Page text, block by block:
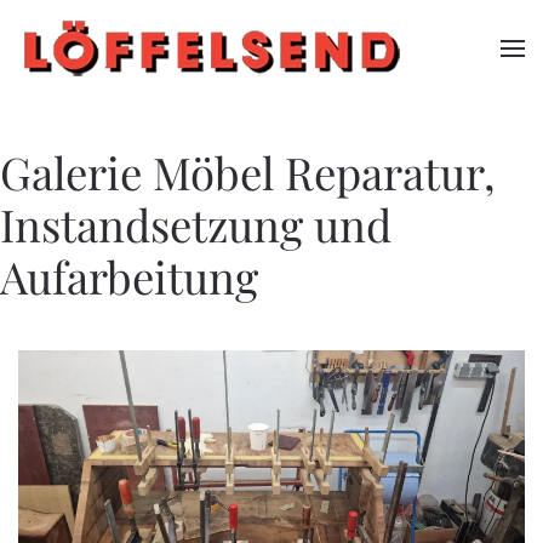
Zum Hauptinhalt springen
Galerie Möbel Reparatur,
Instandsetzung und
Aufarbeitung
ZOOM